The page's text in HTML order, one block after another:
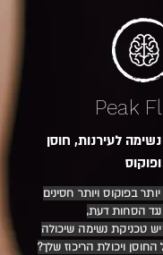
Peak
לעירנות, חוסן
ופוקוס
בפוקוס ויותר חסינים
הסחות דעת,
טכניקת נשימה שיכולה
ויכולת הריכוז שלך?